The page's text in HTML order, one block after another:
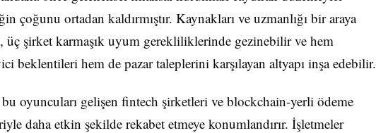
çoğunu ortadan kaldırmıştır. Kaynakları ve uzmanlığı bir araya
üç şirket karmaşık uyum gerekliliklerinde gezinebilir ve hem
beklentileri hem de pazar taleplerini karşılayan altyapı inşa edebilir.
oyuncuları gelişen fintech şirketleri ve blockchain-yerli ödeme
daha etkin şekilde rekabet etmeye konumlandırır. İşletmeler